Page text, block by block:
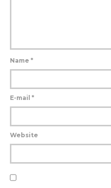
Name *
E-mail *
Website